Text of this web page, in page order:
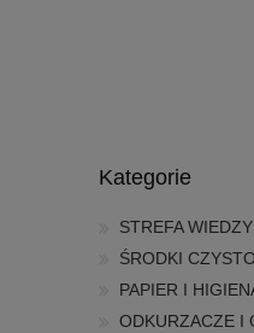
Kategorie
STREFA WIEDZY
ŚRODKI
PAPIER I
ODKURZACZE I